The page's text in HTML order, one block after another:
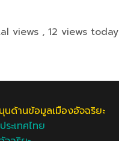
views , 12 views today
นด้านข้อมูลเมืองอัจฉริยะ
ระเทศไทย